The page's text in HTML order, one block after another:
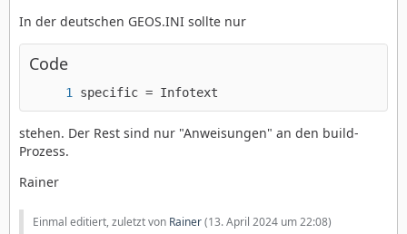
In der deutschen GEOS.INI sollte nur
Code
specific = Infotext
stehen. Der Rest sind nur "Anweisungen" an den build-
Prozess.
Rainer
Einmal editiert, zuletzt von Rainer(13. April 2024 um 22:08)